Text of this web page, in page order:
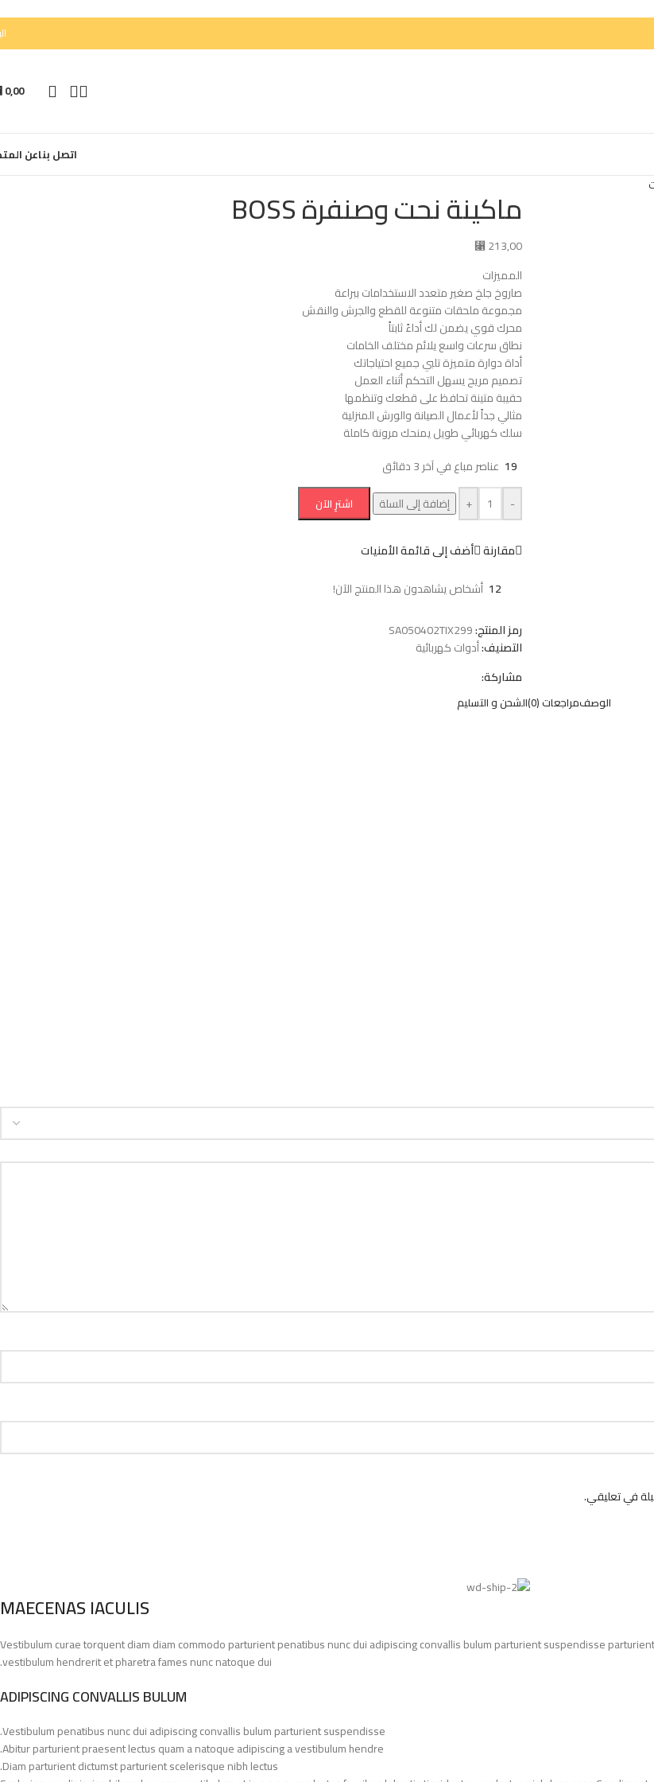
0,00
اتصل بناعن
ماكينة نحت وصنفرة BOSS
⃁213,00
المميزات
صاروخ جلخ صغير متعدد الاستخدامات ببراعة
مجموعة ملحقات متنوعة للقطع والجرش والنقش
محرك قوي يضمن لك أداءً ثابتاً
نطاق سرعات واسع يلائم مختلف الخامات
أداة دوارة متميزة تلبي جميع احتياجاتك
تصميم مريح يسهل التحكم أثناء العمل
حقيبة متينة تحافظ على قطعك وتنظمها
مثالي جداً لأعمال الصيانة والورش المنزلية
سلك كهربائي طويل يمنحك مرونة كاملة
19 عناصر مباع في آخر 3 دقائق
-
+ إضافة إلى السلة اشترِ الآن
مقارنة أضف إلى قائمة الأمنيات
12 أشخاص يشاهدون هذا المنتج الآن!
رمز المنتج:SA050402TIX299
التصنيف:أدوات كهربائية
مشاركة:
الوصفمراجعات (0) الشحن و التسليم
في تعليقي.
MAECENAS IACULIS
Vestibulum curae torquent diam diam commodo parturient penatibus nunc dui adipiscing convallis bulum parturient suspendisse
vestibulum hendrerit et pharetra fames nunc natoque dui.
ADIPISCING CONVALLIS BULUM
Vestibulum penatibus nunc dui adipiscing convallis bulum parturient suspendisse.
Abitur parturient praesent lectus quam a natoque adipiscing a vestibulum hendre.
Diam parturient dictumst parturient scelerisque nibh lectus.